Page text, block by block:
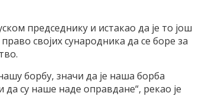
председнику и истакао да је то још
својих сународника да се боре за
борбу, значи да је наша борба
су наше наде оправдане“, рекао је